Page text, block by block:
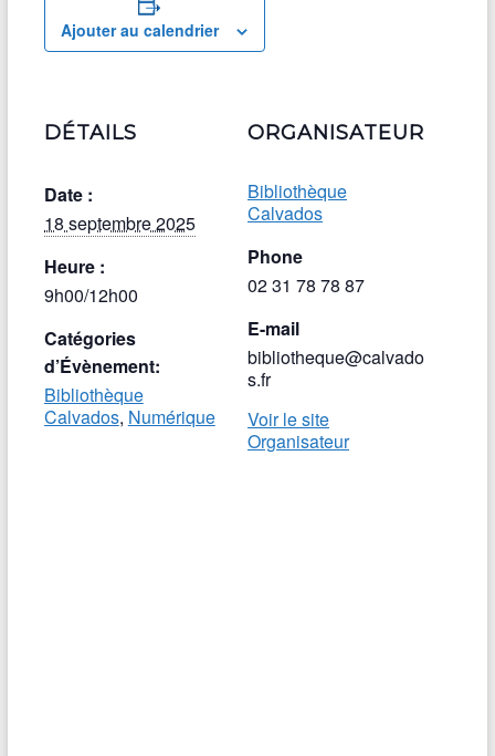
Ajouter au calendrier
DÉTAILS
Date :
18 septembre 2025
Heure :
9h00/12h00
Catégories
d’Évènement:
Bibliothèque
Calvados, Numérique
ORGANISATEUR
Bibliothèque
Calvados
Phone
02 31 78 78 87
E-mail
bibliotheque@calvado
s.fr
Voir le site
Organisateur